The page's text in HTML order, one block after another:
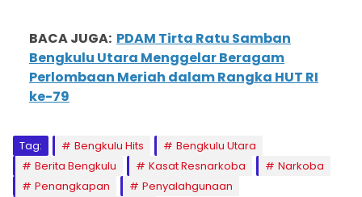
BACA JUGA: PDAM Tirta Ratu Samban
Bengkulu Utara Menggelar Beragam
Perlombaan Meriah dalam Rangka HUT RI
ke-79
Tag: Bengkulu Hits
Bengkulu Utara
Berita Bengkulu
Kasat Resnarkoba
Narkoba
Penangkapan
Penyalahgunaan